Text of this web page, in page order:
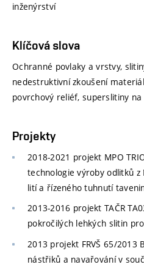
inženýrství
Klíčová slova
Ochranné povlaky a vrstvy,
nedestruktivní zkoušení
povrchový reliéf, superslitiny na
Projekty
2018-2021 projekt MPO
technologie výroby odlitků
lití a řízeného tuhnutí
2013-2016 projekt TAČR
pokročilých lehkých slitin
2013 projekt FRVŠ 65/2013
nástřiků a navařování v